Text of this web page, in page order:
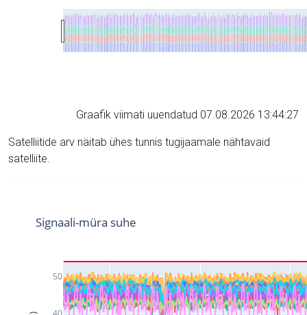
Graafik viimati uuendatud 07.08.2026 13:44:27
Satelliitide arv näitab ühes tunnis tugijaamale nähtavaid
satelliite.
50
Signaali-müra suhe